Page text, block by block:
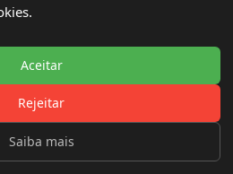
retenção de dados
o tema standard
Aceitar
Rejeitar
Saiba mais